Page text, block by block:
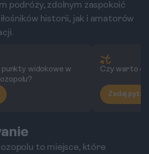
podróży, zdolnym zaspokoić
historii, jak i amatorów
punkty widokowe w
Czy warto
Zadaj
to miejsce, które